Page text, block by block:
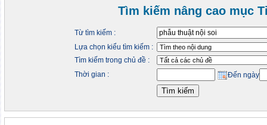
Tìm kiếm nâng cao mục
Từ tìm kiếm :
Lựa chọn kiểu tìm kiếm :
Tìm kiếm trong chủ đề :
Thời gian :
Đến ngày